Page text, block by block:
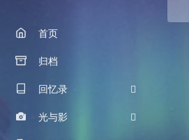
首页
归档
回忆录
我的故事
光与影